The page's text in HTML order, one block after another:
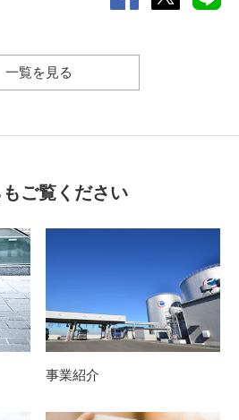
一覧を見る
ご覧ください
事業紹介